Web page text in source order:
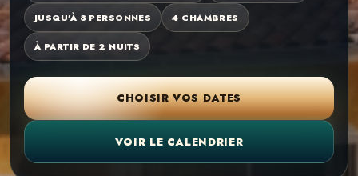
JUSQU’À 8 PERSONNES 4 CHAMBRES
À PARTIR DE 2 NUITS
CHOISIR VOS DATES
VOIR LE CALENDRIER